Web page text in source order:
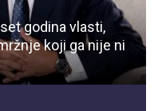
godina vlasti,
koji ga nije ni